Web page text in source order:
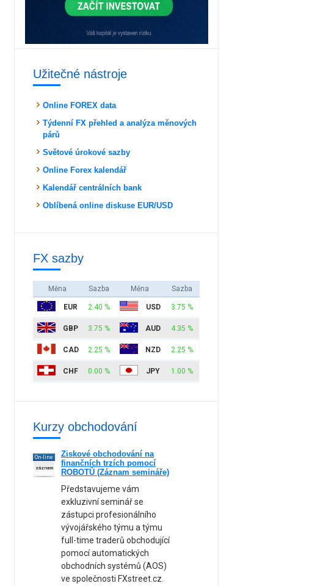
Užitečné nástroje
Online FOREX data
Týdenní FX přehled a analýza měnových
párů
Světové úrokové sazby
Online Forex kalendář
Kalendář centrálních bank
Oblíbená online diskuse EUR/USD
FX sazby
Měna Sazba Měna Sazba
EUR 2.40 % USD 3.75 %
GBP 3.75 % AUD 4.35 %
CAD 2.25 % NZD 2.25 %
CHF 0.00 % JPY 1.00 %
Kurzy obchodování
On-line
záznam
Ziskové obchodování na
finančních trzích pomocí
ROBOTŮ (Záznam semináře)
Představujeme vám
exkluzivní seminář se
zástupci profesionálního
vývojářského týmu a týmu
full-time traderů obchodující
pomocí automatických
obchodních systémů (AOS)
ve společnosti FXstreet.cz.